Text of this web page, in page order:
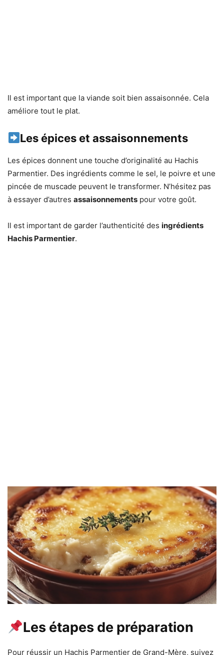
Il est important que la viande soit bien assaisonnée. Cela
améliore tout le plat.
Les épices et assaisonnements
Les épices donnent une touche d’originalité au Hachis
Parmentier. Des ingrédients comme le sel, le poivre et une
pincée de muscade peuvent le transformer. N’hésitez pas
à essayer d’autres assaisonnements pour votre goût.
Il est important de garder l’authenticité des ingrédients
Hachis Parmentier.
Les étapes de préparation
Pour réussir un Hachis Parmentier de Grand-Mère, suivez